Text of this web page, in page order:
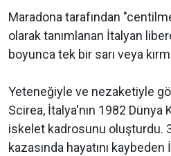
Maradona tarafından
olarak tanımlanan İtalyan
boyunca tek bir sarı veya
Yeteneğiyle ve nezaketiyle
Scirea, İtalya'nın 1982 Dünya
iskelet kadrosunu oluşturdu.
kazasında hayatını